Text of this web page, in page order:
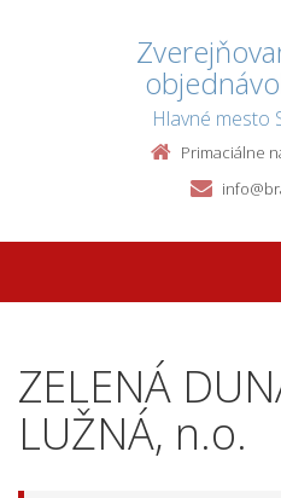
Hlavné mesto
Primaciálne
ZELENÁ
LUŽNÁ, n.o.